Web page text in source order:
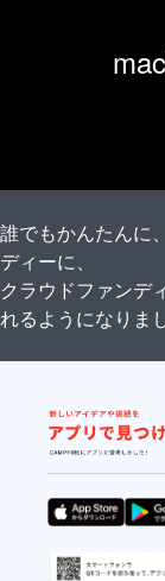
誰でもかんたんに
ディーに、
クラウドファンデ
れるようになりま